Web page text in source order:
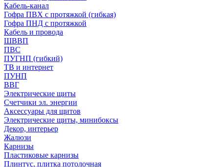
Кабель-канал
Гофра ПВХ с протяжкой (гибкая)
Гофра ПНД с протяжкой
Кабель и провода
ШВВП
ПВС
ПУГНП (гибкий)
ТВ и интернет
ПУНП
ВВГ
Электрические щиты
Счетчики эл. энергии
Аксессуары для щитов
Электрические щиты, минибоксы
Декор, интерьер
Жалюзи
Карнизы
Пластиковые карнизы
Плинтус, плитка потолочная